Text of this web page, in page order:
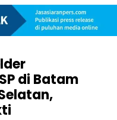
di Batam